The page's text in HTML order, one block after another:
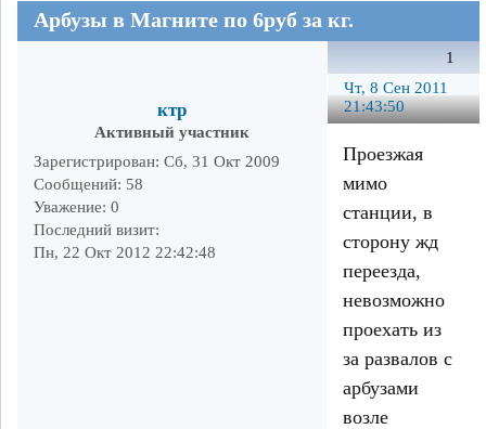
Арбузы в Магните по 6руб за кг.
1
Чт, 8 Сен 2011
21:43:50
ктр
Активный участник
Зарегистрирован: Сб, 31 Окт 2009
Сообщений: 58
Уважение: 0
Последний визит:
Пн, 22 Окт 2012 22:42:48
Проезжая
мимо
станции, в
сторону жд
переезда,
невозможно
проехать из
за развалов с
арбузами
возле